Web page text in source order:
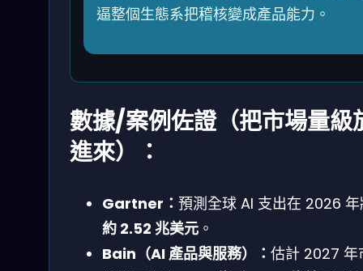
逼整個生態系把稽核變成產品能力。
數據/案例佐證（把市場量級
進來）：
Gartner： 預測全球 AI 支出在 2026
約 2.52 兆美元 。
Bain（AI 產品與服務）： 估計 2027 年